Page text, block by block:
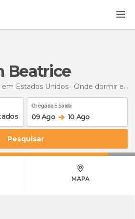
Beatrice
Estados Unidos Onde dormir em Alabama
Chegada E Saída
09 Ago 10 Ago
Pesquisar
MAPA